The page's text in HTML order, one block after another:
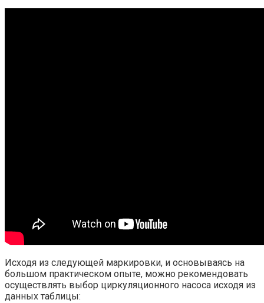
Исходя из следующей маркировки, и основываясь на
большом практическом опыте, можно рекомендовать
осуществлять выбор циркуляционного насоса исходя из
данных таблицы: